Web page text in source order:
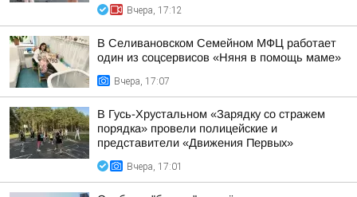
Вчера, 17:12
В Селивановском Семейном МФЦ работает
один из соцсервисов «Няня в помощь маме»
Вчера, 17:07
В Гусь-Хрустальном «Зарядку со стражем
порядка» провели полицейские и
представители «Движения Первых»
Вчера, 17:01